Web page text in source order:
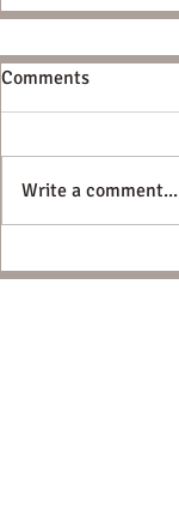
Comments
Write a comment...